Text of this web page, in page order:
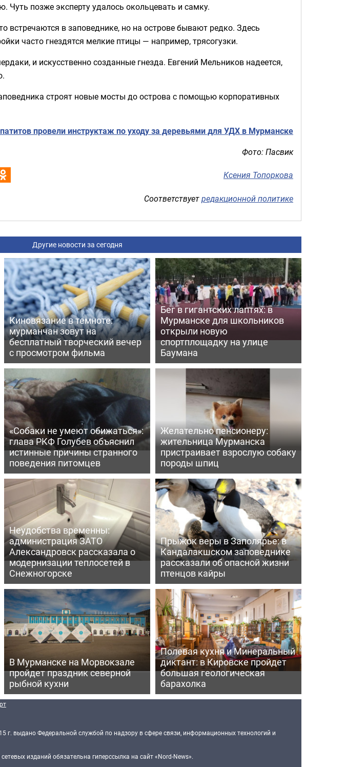
Чуть позже эксперту удалось окольцевать и самку.
встречаются в заповеднике, но на острове бывают редко. Здесь
часто гнездятся мелкие птицы — например, трясогузки.
и искусственно созданные гнезда. Евгений Мельников надеется,
строят новые мосты до острова с помощью корпоративных
провели инструктаж по уходу за деревьями для УДХ в Мурманске
Фото: Пасвик
Ксения Топоркова
Соответствуетредакционной политике
Другие новости за сегодня
Киновязание в темноте:
мурманчан зовут на
бесплатный творческий вечер
с просмотром фильма
Бег в гигантских лаптях: в
Мурманске для школьников
открыли новую
спортплощадку на улице
Баумана
«Собаки не умеют обижаться»:
глава РКФ Голубев объяснил
истинные причины странного
поведения питомцев
Желательно пенсионеру:
жительница Мурманска
пристраивает взрослую собаку
породы шпиц
Неудобства временны:
администрация ЗАТО
Александровск рассказала о
модернизации теплосетей в
Снежногорске
Прыжок веры в Заполярье: в
Кандалакшском заповеднике
рассказали об опасной жизни
птенцов кайры
В Мурманске на Морвокзале
пройдет праздник северной
рыбной кухни
Полевая кухня и Минеральный
диктант: в Кировске пройдет
большая геологическая
барахолка
выдано Федеральной службой по надзору в сфере связи, информационных технологий и
изданий обязательна гиперссылка на сайт «Nord-News».